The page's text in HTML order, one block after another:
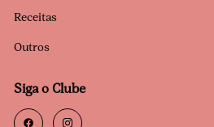
Receitas
Outros
Siga o Clube